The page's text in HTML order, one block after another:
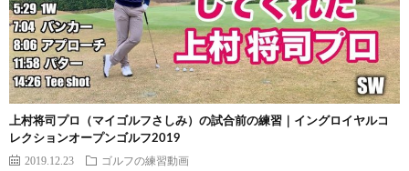
上村将司プロ（マイゴルフさしみ）の試合前の練習｜イングロイヤルコ
レクションオープンゴルフ2019
2019.12.23 ゴルフの練習動画